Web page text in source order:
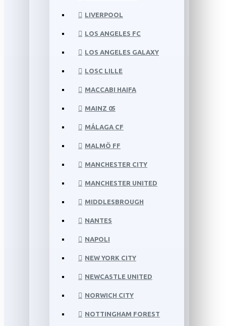
LIVERPOOL
LOS ANGELES FC
LOS ANGELES GALAXY
LOSC LILLE
MACCABI HAIFA
MAINZ 05
MÁLAGA CF
MALMÖ FF
MANCHESTER CITY
MANCHESTER UNITED
MIDDLESBROUGH
NANTES
NAPOLI
NEW YORK CITY
NEWCASTLE UNITED
NORWICH CITY
NOTTINGHAM FOREST